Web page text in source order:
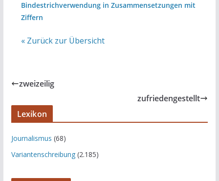
Bindestrichverwendung in Zusammensetzungen mit
Ziffern
« Zurück zur Übersicht
zweizeilig
zufriedengestellt
Lexikon
Journalismus (68)
Variantenschreibung(2.185)